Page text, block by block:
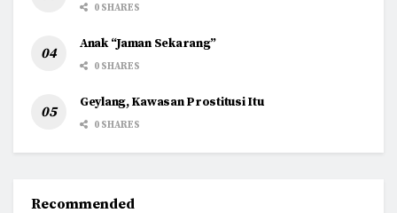
0 SHARES
Anak “Jaman Sekarang”
0 SHARES
Geylang, Kawasan Prostitusi Itu
0 SHARES
Recommended